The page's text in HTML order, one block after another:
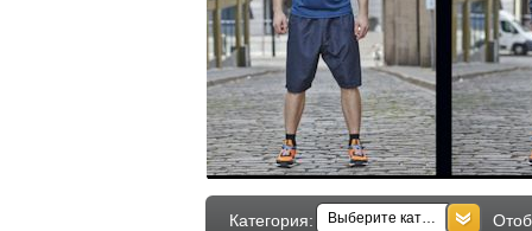
Категория: Выберите категорию